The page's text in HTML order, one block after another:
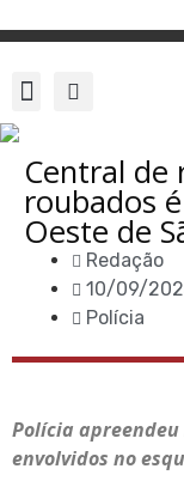
Central de
roubados
Oeste de
Redação
10/09/
Polícia
Polícia
envolvidos no